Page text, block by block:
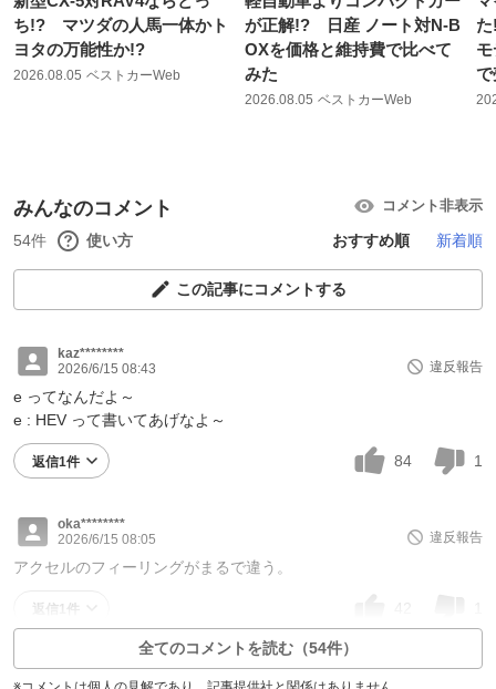
ち!? マツダの人馬一体かト
ヨタの万能性か!?
2026.08.05 ベストカーWeb
が正解!? 日産 ノート対N-B
OXを価格と維持費で比べて
みた
2026.08.05 ベストカーWeb
で
みんなのコメント コメント非表示
54件 使い方 おすすめ順 新着順
この記事にコメントする
kaz********
2026/6/15 08:43
違反報告
e ってなんだよ～
e : HEV って書いてあげなよ～
返信1件 84 1
oka********
2026/6/15 08:05
違反報告
アクセルのフィーリングがまるで違う。
返信1件 42
全てのコメントを読む（54件）